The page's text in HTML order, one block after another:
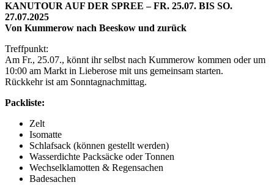
KANUTOUR AUF DER SPREE – FR. 25.07. BIS SO.
27.07.2025
Von Kummerow nach Beeskow und zurück
Treffpunkt:
Am Fr., 25.07., könnt ihr selbst nach Kummerow kommen oder um
10:00 am Markt in Lieberose mit uns gemeinsam starten.
Rückkehr ist am Sonntagnachmittag.
Packliste:
Zelt
Isomatte
Schlafsack (können gestellt werden)
Wasserdichte Packsäcke oder Tonnen
Wechselklamotten & Regensachen
Badesachen